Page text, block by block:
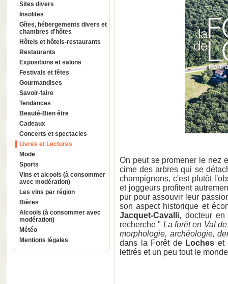
Sites divers
Insolites
Gîtes, hébergements divers et
chambres d'hôtes
Hôtels et hôtels-restaurants
Restaurants
Expositions et salons
Festivals et fêtes
Gourmandises
Savoir-faire
Tendances
Beauté-Bien être
Cadeaux
Concerts et spectacles
Livres et Lectures
Mode
Sports
Vins et alcools (à consommer
avec modération)
Les vins par région
Bières
Alcools (à consommer avec
modération)
Météo
Mentions légales
On peut se promener le nez
cime des arbres qui se
champignons, c'est plutôt
et joggeurs profitent
pur pour assouvir leur
son aspect historique et
Jacquet-Cavalli, docteur
recherche " La forêt en Val
morphologie, archéologie,
dans la Forêt de Loches et
lettrés et un peu tout le